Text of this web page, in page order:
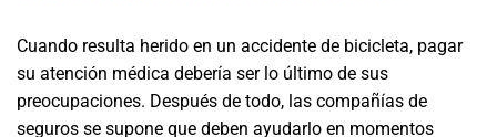
Cuando resulta herido en un accidente de bicicleta, pagar
su atención médica debería ser lo último de sus
preocupaciones. Después de todo, las compañías de
seguros se supone que deben ayudarlo en momentos